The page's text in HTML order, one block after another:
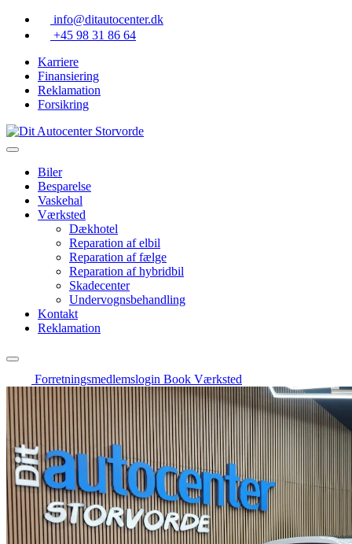
Skip
info@ditautocenter.dk
+45 98 31 86 64
Karriere
Finansiering
Reklamation
Forsikring
Biler
Besparelse
Vaskehal
Værksted
Dækhotel
Reparation af elbil
Reparation af fælge
Reparation af hybridbil
Skadecenter
Undervognsbehandling
Kontakt
Reklamation
Forretningsmedlemslogin Book Værksted